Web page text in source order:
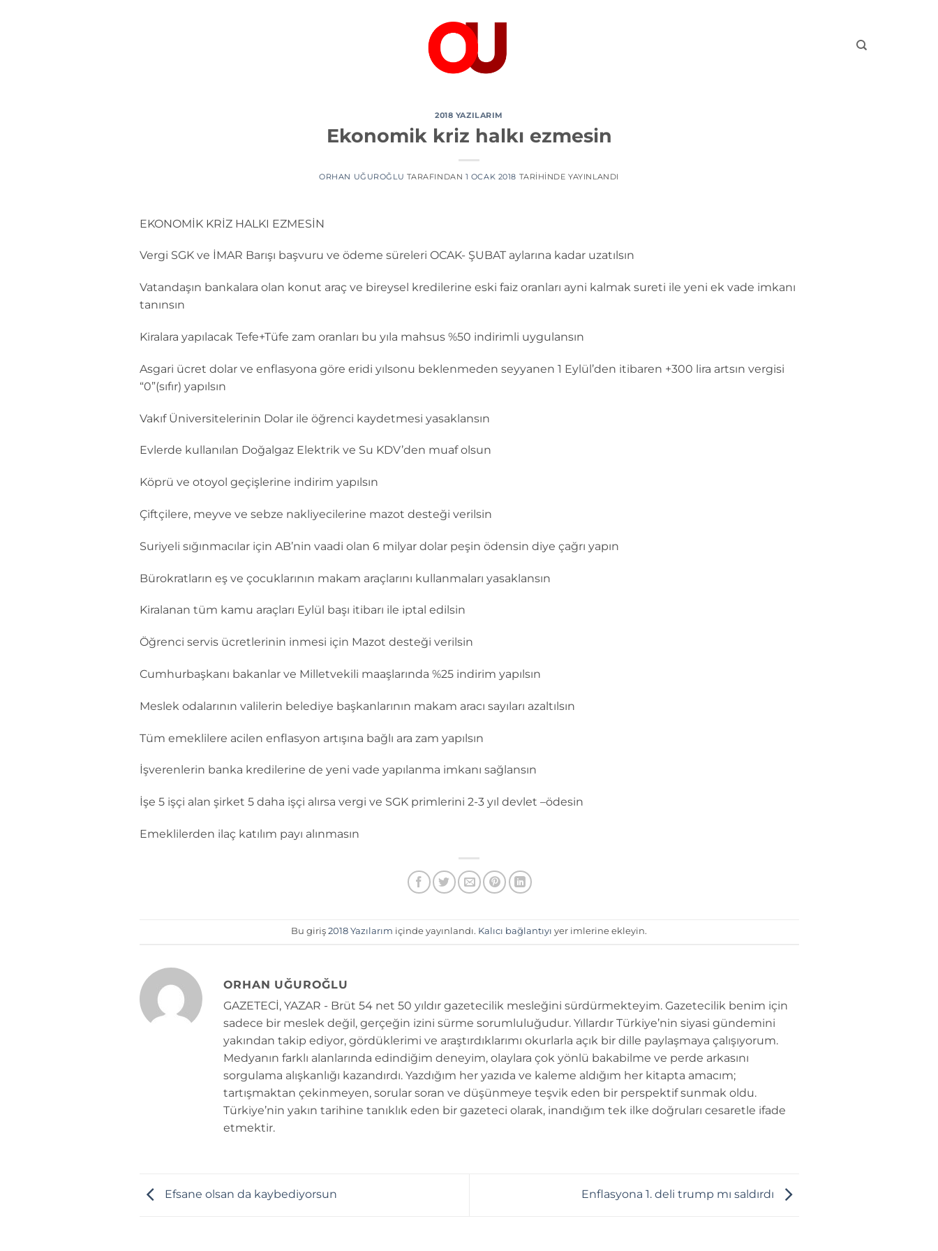
2018 YAZILARIM
Ekonomik kriz halkı ezmesin
ORHAN UĞUROĞLU TARAFINDAN 1 OCAK 2018 TARIHINDE YAYINLANDI
EKONOMİK KRİZ HALKI EZMESİN
Vergi SGK ve İMAR Barışı başvuru ve ödeme süreleri OCAK- ŞUBAT aylarına kadar uzatılsın
Vatandaşın bankalara olan konut araç ve bireysel kredilerine eski faiz oranları ayni kalmak sureti ile yeni ek vade imkanı
tanınsın
Kiralara yapılacak Tefe+Tüfe zam oranları bu yıla mahsus %50 indirimli uygulansın
Asgari ücret dolar ve enflasyona göre eridi yılsonu beklenmeden seyyanen 1 Eylül’den itibaren +300 lira artsın vergisi
“0”(sıfır) yapılsın
Vakıf Üniversitelerinin Dolar ile öğrenci kaydetmesi yasaklansın
Evlerde kullanılan Doğalgaz Elektrik ve Su KDV’den muaf olsun
Köprü ve otoyol geçişlerine indirim yapılsın
Çiftçilere, meyve ve sebze nakliyecilerine mazot desteği verilsin
Suriyeli sığınmacılar için AB’nin vaadi olan 6 milyar dolar peşin ödensin diye çağrı yapın
Bürokratların eş ve çocuklarının makam araçlarını kullanmaları yasaklansın
Kiralanan tüm kamu araçları Eylül başı itibarı ile iptal edilsin
Öğrenci servis ücretlerinin inmesi için Mazot desteği verilsin
Cumhurbaşkanı bakanlar ve Milletvekili maaşlarında %25 indirim yapılsın
Meslek odalarının valilerin belediye başkanlarının makam aracı sayıları azaltılsın
Tüm emeklilere acilen enflasyon artışına bağlı ara zam yapılsın
İşverenlerin banka kredilerine de yeni vade yapılanma imkanı sağlansın
İşe 5 işçi alan şirket 5 daha işçi alırsa vergi ve SGK primlerini 2-3 yıl devlet –ödesin
Emeklilerden ilaç katılım payı alınmasın
Bu giriş 2018 Yazılarım içinde yayınlandı. Kalıcı bağlantıyı yer imlerine ekleyin.
ORHAN UĞUROĞLU
GAZETECİ, YAZAR - Brüt 54 net 50 yıldır gazetecilik mesleğini sürdürmekteyim. Gazetecilik benim için
sadece bir meslek değil, gerçeğin izini sürme sorumluluğudur. Yıllardır Türkiye’nin siyasi gündemini
yakından takip ediyor, gördüklerimi ve araştırdıklarımı okurlarla açık bir dille paylaşmaya çalışıyorum.
Medyanın farklı alanlarında edindiğim deneyim, olaylara çok yönlü bakabilme ve perde arkasını
sorgulama alışkanlığı kazandırdı. Yazdığım her yazıda ve kaleme aldığım her kitapta amacım;
tartışmaktan çekinmeyen, sorular soran ve düşünmeye teşvik eden bir perspektif sunmak oldu.
Türkiye’nin yakın tarihine tanıklık eden bir gazeteci olarak, inandığım tek ilke doğruları cesaretle ifade
etmektir.
Efsane olsan da kaybediyorsun Enflasyona 1. deli trump mı saldırdı